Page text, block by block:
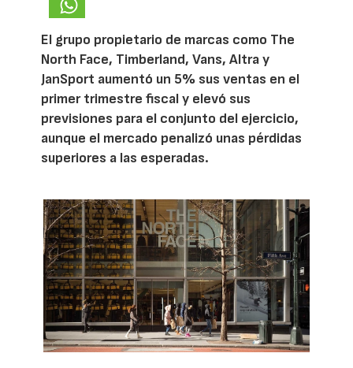
El grupo propietario de marcas como The
North Face, Timberland, Vans, Altra y
JanSport aumentó un 5% sus ventas en el
primer trimestre fiscal y elevó sus
previsiones para el conjunto del ejercicio,
aunque el mercado penalizó unas pérdidas
superiores a las esperadas.